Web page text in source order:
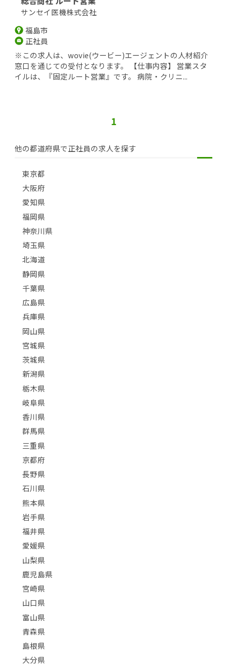
サンセイ医機株式会社
福島市
正社員
※この求人は、wovie(ウービー)エージェントの人材紹介
窓口を通じての受付となります。 【仕事内容】 営業スタ
イルは、『固定ルート営業』です。 病院・クリニ...
1
他の都道府県で正社員の求人を探す
東京都
大阪府
愛知県
福岡県
神奈川県
埼玉県
北海道
静岡県
千葉県
広島県
兵庫県
岡山県
宮城県
茨城県
新潟県
栃木県
岐阜県
香川県
群馬県
三重県
京都府
長野県
石川県
熊本県
岩手県
福井県
愛媛県
山梨県
鹿児島県
宮崎県
山口県
富山県
青森県
島根県
大分県